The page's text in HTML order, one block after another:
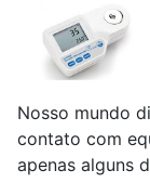
Nosso mundo
contato com
apenas alguns